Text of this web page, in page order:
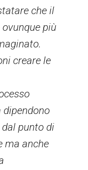
che il
più
creare le
dipendono
punto di
ma anche